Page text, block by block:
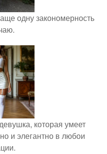
одну закономерность
которая умеет
и элегантно в любои